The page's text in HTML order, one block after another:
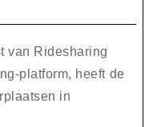
van Ridesharing
platform, heeft de
in